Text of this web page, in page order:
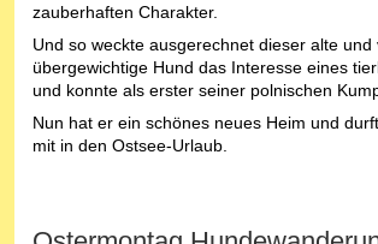
zauberhaften Charakter.
Und so weckte ausgerechnet dieser alte und
übergewichtige Hund das Interesse eines
und konnte als erster seiner polnischen
Nun hat er ein schönes neues Heim und
mit in den Ostsee-Urlaub.